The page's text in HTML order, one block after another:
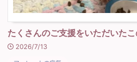
たくさんのご支援をいただいた
2026/7/13